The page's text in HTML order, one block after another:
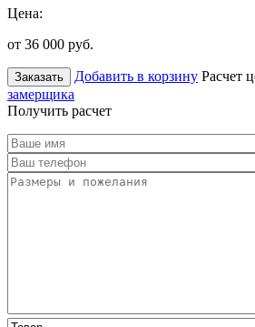
Цена:
от 36 000 руб.
Заказать Добавить в корзину Расчет
замерщика
Получить расчет